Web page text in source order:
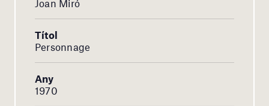
Joan Miró
Títol
Personnage
Any
1970